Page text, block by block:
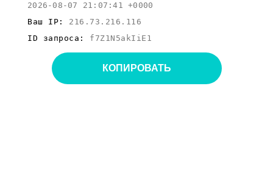
2026-08-07 21:07:41 +0000
Ваш IP: 216.73.216.116
ID запроса: f7Z1N5akIiE1
КОПИРОВАТЬ